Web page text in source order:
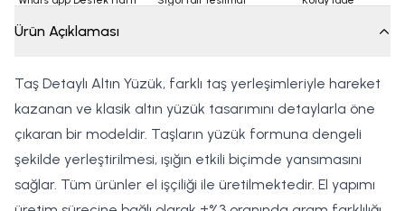
Ürün Açıklaması
Taş Detaylı Altın Yüzük, farklı taş yerleşimleriyle hareket
kazanan ve klasik altın yüzük tasarımını detaylarla öne
çıkaran bir modeldir. Taşların yüzük formuna dengeli
şekilde yerleştirilmesi, ışığın etkili biçimde yansımasını
sağlar. Tüm ürünler el işçiliği ile üretilmektedir. El yapımı